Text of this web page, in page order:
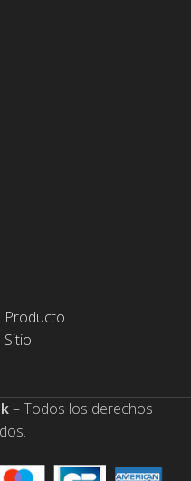
Producto
– Todos los derechos